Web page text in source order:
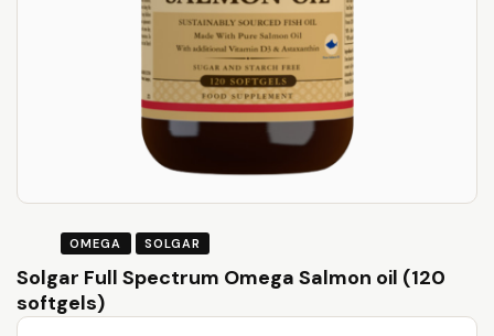
OMEGA SOLGAR
Solgar Full Spectrum Omega Salmon oil (120
softgels)